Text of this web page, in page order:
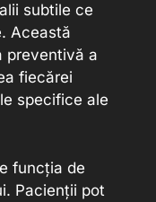
subtile ce
Această
preventivă a
fiecărei
specifice ale
funcția de
Pacienții pot